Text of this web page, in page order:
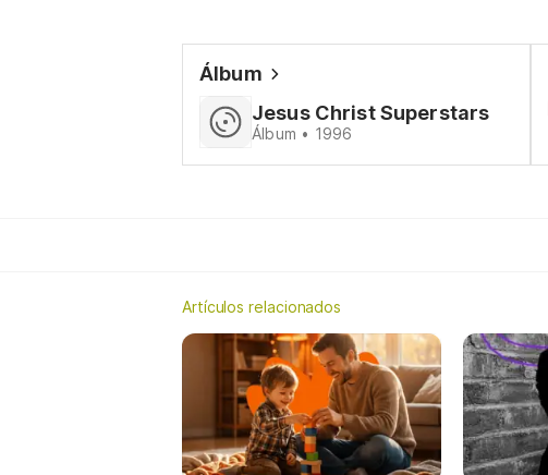
Álbum
Jesus Christ Superstars
Álbum • 1996
Artículos relacionados